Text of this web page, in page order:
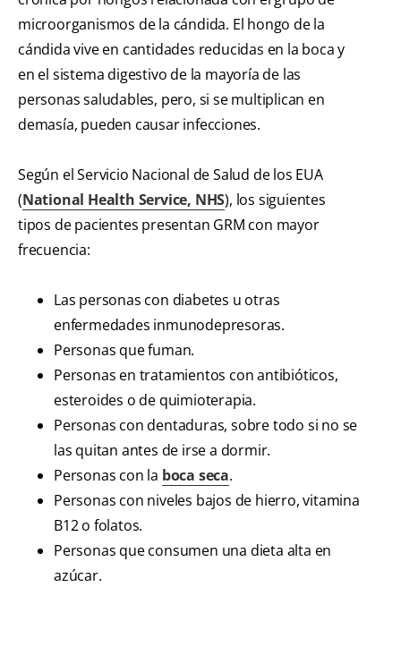
microorganismos de la cándida. El hongo de la
cándida vive en cantidades reducidas en la boca y
en el sistema digestivo de la mayoría de las
personas saludables, pero, si se multiplican en
demasía, pueden causar infecciones.
Según el Servicio Nacional de Salud de los EUA
(National Health Service, NHS), los siguientes
tipos de pacientes presentan GRM con mayor
frecuencia:
Las personas con diabetes u otras
enfermedades inmunodepresoras.
Personas que fuman.
Personas en tratamientos con antibióticos,
esteroides o de quimioterapia.
Personas con dentaduras, sobre todo si no se
las quitan antes de irse a dormir.
Personas con la boca seca.
Personas con niveles bajos de hierro, vitamina
B12 o folatos.
Personas que consumen una dieta alta en
azúcar.